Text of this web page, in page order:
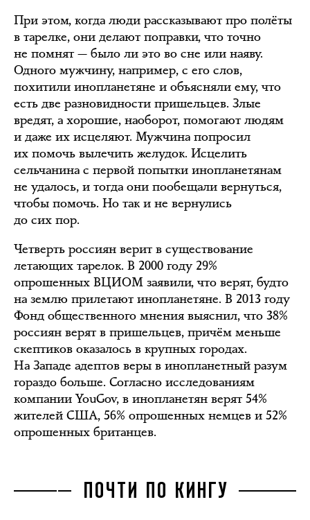
При этом, когда люди рассказывают про полёты
в тарелке, они делают поправки, что точно
не помнят — было ли это во сне или наяву.
Одного мужчину, например, с его слов,
похитили инопланетяне и объясняли ему, что
есть две разновидности пришельцев. Злые
вредят, а хорошие, наоборот, помогают людям
и даже их исцеляют. Мужчина попросил
их помочь вылечить желудок. Исцелить
сельчанина с первой попытки инопланетянам
не удалось, и тогда они пообещали вернуться,
чтобы помочь. Но так и не вернулись
до сих пор.
Четверть россиян верит в существование
летающих тарелок. В 2000 году 29%
опрошенных ВЦИОМ заявили, что верят, будто
на землю прилетают инопланетяне. В 2013 году
Фонд общественного мнения выяснил, что 38%
россиян верят в пришельцев, причём меньше
скептиков оказалось в крупных городах.
На Западе адептов веры в инопланетный разум
гораздо больше. Согласно исследованиям
компании YouGov, в инопланетян верят 54%
жителей США, 56% опрошенных немцев и 52%
опрошенных британцев.
ПОЧТИ ПО КИНГУ